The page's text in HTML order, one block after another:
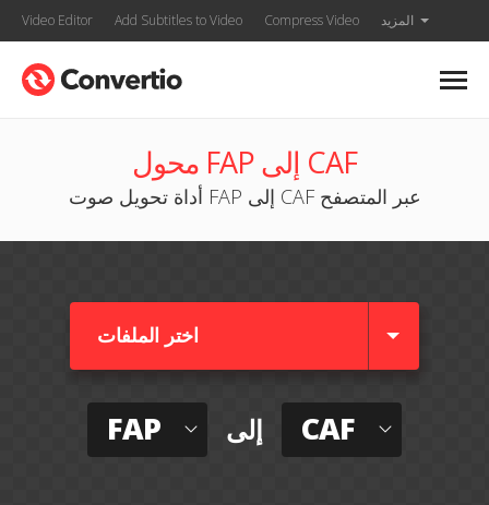
Video Editor Add Subtitles to Video Compress Video المزيد
محول FAP إلى CAF
أداة تحويل صوت FAP إلى CAF عبر المتصفح
اختر الملفات
FAP إلى CAF